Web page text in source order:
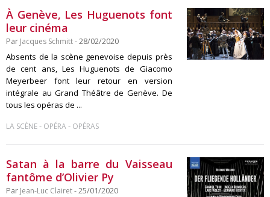
À Genève, Les Huguenots font
leur cinéma
Par Jacques Schmitt- 28/02/2020
Absents de la scène genevoise depuis près
de cent ans, Les Huguenots de Giacomo
Meyerbeer font leur retour en version
intégrale au Grand Théâtre de Genève. De
tous les opéras de ...
LA SCÈNE- OPÉRA- OPÉRAS
Satan à la barre du Vaisseau
fantôme d’Olivier Py
Par Jean-Luc Clairet- 25/01/2020